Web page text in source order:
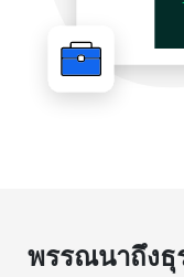
พรรณนาถึงธุ